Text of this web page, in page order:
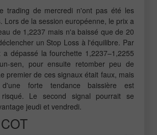
trading de mercredi n'ont pas été les
Lors de la session européenne, le prix a
de 1,2237 mais n'a baissé que de 20
un Stop Loss à l'équilibre. Par
dépassé la fourchette 1,2237–1,2255
sen, pour ensuite retomber peu de
premier de ces signaux était faux, mais
forte tendance baissière est
risqué. Le second signal pourrait se
jeudi et vendredi.